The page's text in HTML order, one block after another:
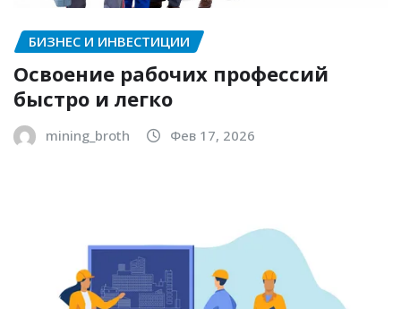
БИЗНЕС И ИНВЕСТИЦИИ
Освоение рабочих профессий
быстро и легко
mining_broth Фев 17, 2026